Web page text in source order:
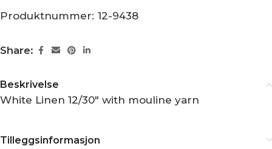
Produktnummer: 12-9438
Share:
Beskrivelse
White Linen 12/30″ with mouline yarn
Tilleggsinformasjon